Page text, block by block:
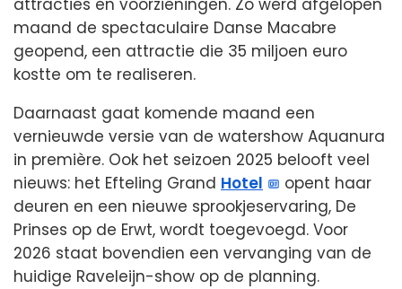
attracties en voorzieningen. Zo werd afgelopen
maand de spectaculaire Danse Macabre
geopend, een attractie die 35 miljoen euro
kostte om te realiseren.
Daarnaast gaat komende maand een
vernieuwde versie van de watershow Aquanura
in première. Ook het seizoen 2025 belooft veel
nieuws: het Efteling Grand Hotel
opent haar
deuren en een nieuwe sprookjeservaring, De
Prinses op de Erwt, wordt toegevoegd. Voor
2026 staat bovendien een vervanging van de
huidige Raveleijn-show op de planning.